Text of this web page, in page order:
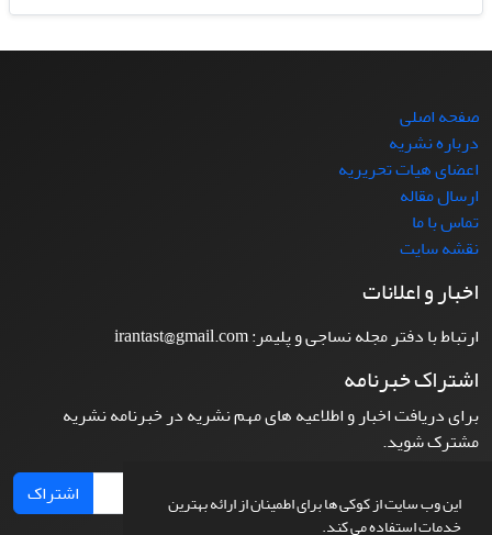
این وب سایت از کوکی ها برای اطمینان از ارائه بهترین
خدمات استفاده می کند.
صفحه اصلی
درباره نشریه
اعضای هیات تحریریه
ارسال مقاله
تماس با ما
نقشه سایت
اخبار و اعلانات
ارتباط با دفتر مجله نساجی و پلیمر: irantast@gmail.com
اشتراک خبرنامه
برای دریافت اخبار و اطلاعیه های مهم نشریه در خبرنامه نشریه
مشترک شوید.
اشتراک